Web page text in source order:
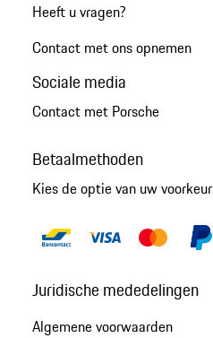
Heeft u vragen?
Contact met ons opnemen
Sociale media
Contact met Porsche
Betaalmethoden
Kies de optie van uw voorkeur
Juridische mededelingen
Algemene voorwaarden